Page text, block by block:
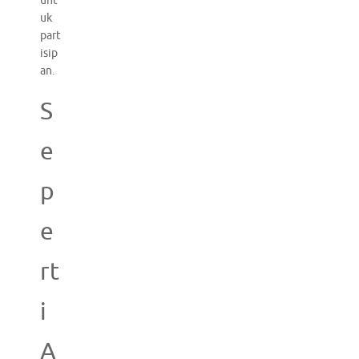
uk
part
isip
an.
S
e
p
e
rt
i
A